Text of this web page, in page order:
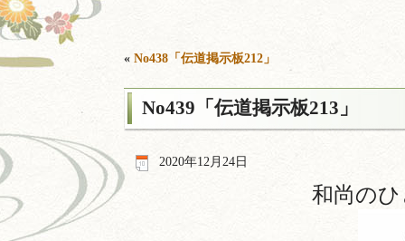
« No438「伝道掲示板212」
No439「伝道掲示板213」
2020年12月24日
和尚のひ